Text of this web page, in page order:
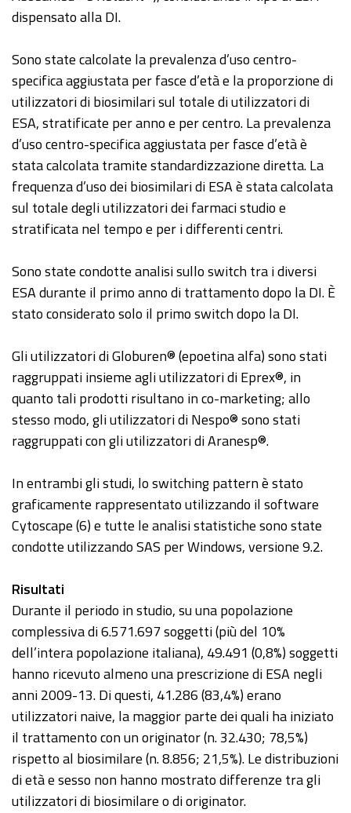
dispensato alla DI.
Sono state calcolate la prevalenza d’uso centro-
specifica aggiustata per fasce d’età e la proporzione di
utilizzatori di biosimilari sul totale di utilizzatori di
ESA, stratificate per anno e per centro. La prevalenza
d’uso centro-specifica aggiustata per fasce d’età è
stata calcolata tramite standardizzazione diretta. La
frequenza d’uso dei biosimilari di ESA è stata calcolata
sul totale degli utilizzatori dei farmaci studio e
stratificata nel tempo e per i differenti centri.
Sono state condotte analisi sullo switch tra i diversi
ESA durante il primo anno di trattamento dopo la DI. È
stato considerato solo il primo switch dopo la DI.
Gli utilizzatori di Globuren® (epoetina alfa) sono stati
raggruppati insieme agli utilizzatori di Eprex®, in
quanto tali prodotti risultano in co-marketing; allo
stesso modo, gli utilizzatori di Nespo® sono stati
raggruppati con gli utilizzatori di Aranesp®.
In entrambi gli studi, lo switching pattern è stato
graficamente rappresentato utilizzando il software
Cytoscape (6) e tutte le analisi statistiche sono state
condotte utilizzando SAS per Windows, versione 9.2.
Risultati
Durante il periodo in studio, su una popolazione
complessiva di 6.571.697 soggetti (più del 10%
dell’intera popolazione italiana), 49.491 (0,8%) soggetti
hanno ricevuto almeno una prescrizione di ESA negli
anni 2009-13. Di questi, 41.286 (83,4%) erano
utilizzatori naive, la maggior parte dei quali ha iniziato
il trattamento con un originator (n. 32.430; 78,5%)
rispetto al biosimilare (n. 8.856; 21,5%). Le distribuzioni
di età e sesso non hanno mostrato differenze tra gli
utilizzatori di biosimilare o di originator.